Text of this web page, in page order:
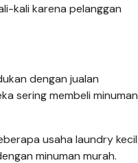
kali karena pelanggan
dengan jualan
sering membeli minuman
usaha laundry kecil
minuman murah.